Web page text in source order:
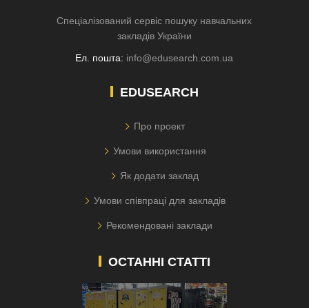
Спеціалізований сервіс пошуку навчальних
закладів України
Ел. пошта: info@edusearch.com.ua
EDUSEARCH
Про проект
Умови використання
Як додати заклад
Умови співпраці для закладів
Рекомендовані заклади
ОСТАННІ СТАТТІ